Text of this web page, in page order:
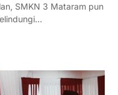
SMKN 3 Mataram pun